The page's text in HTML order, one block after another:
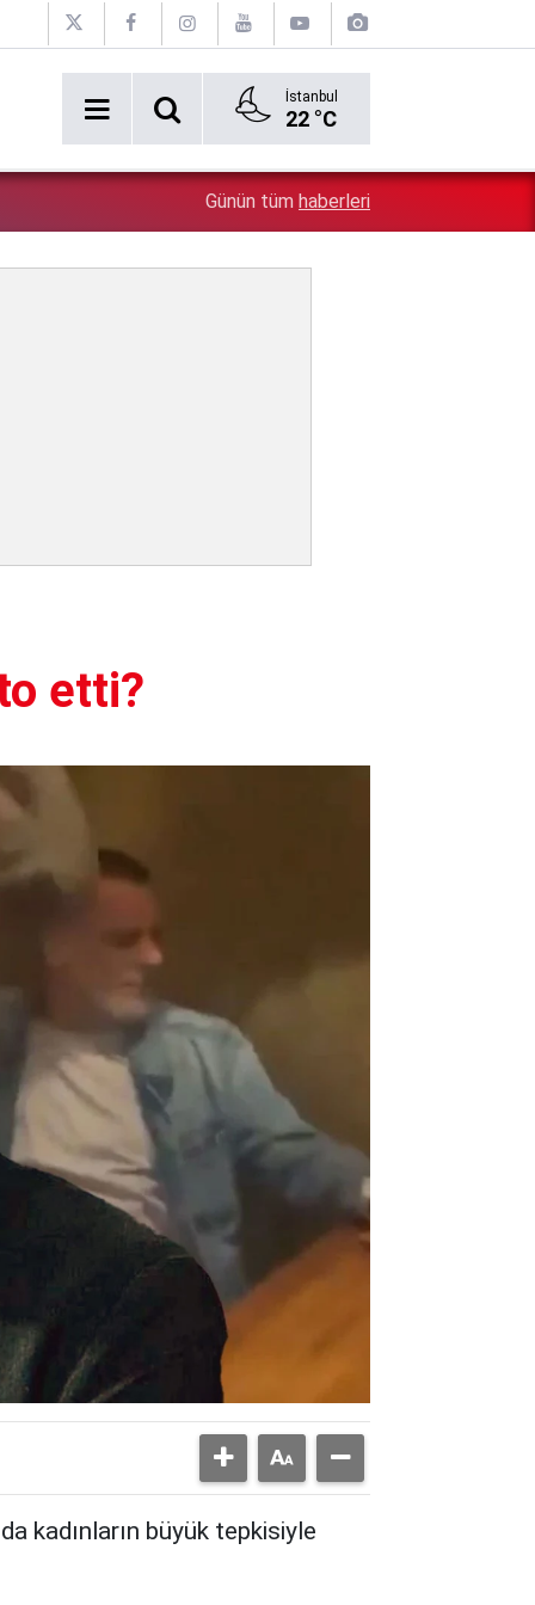
İstanbul
22 °C
Üsküdar Belediyesi'nde yer yerinden oynadı: 6 CHP'li
verdi, ortalık karıştı!
Günün tüm haberleri
etti?
kadınların büyük tepkisiyle